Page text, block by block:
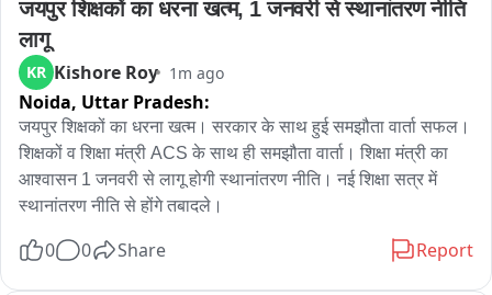
₹10000 घूस दिया।जिसको कनीय अभियंता भरत मलिक के तकनीकी
सहयोगी आशुतोष पांडे ने अपने पॉकेट में रख लिया । तभी विजिलेंस की टीम
ने जूनियर इंजीनियर भरत मलिक और उनके दो तकनीकी सहयोगी आशुतोष
पांडे और पंकज कुमार को गिरफ्तार कर लिया। तीनों से फिलहाल पूछताछ
की जा रही है। उन्होंने कहा कि कनय अभियंता ने ₹5000 पहले ही घूस ले
लिया था। आज फिर ₹10000 ले रहा था। लेकिन यह लोग रंगे हाथ
गिरफ्तार कर लीए गए。
बाइट
जयपुर शिक्षकों का धरना खत्म, 1 जनवरी से स्थानांतरण नीति
लागू
KR Kishore Roy 1m ago
Noida, Uttar Pradesh:
जयपुर शिक्षकों का धरना खत्म। सरकार के साथ हुई समझौता वार्ता सफल।
शिक्षकों व शिक्षा मंत्री ACS के साथ ही समझौता वार्ता। शिक्षा मंत्री का
आश्वासन 1 जनवरी से लागू होगी स्थानांतरण नीति। नई शिक्षा सत्र में
स्थानांतरण नीति से होंगे तबादले।
0 0 Share Report